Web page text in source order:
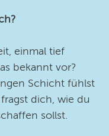
einmal tief
bekannt vor?
Schicht fühlst
dich, wie du
sollst.